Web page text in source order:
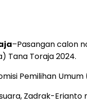
–Pasangan calon
Tana Toraja 2024.
Pemilihan
Zadrak-